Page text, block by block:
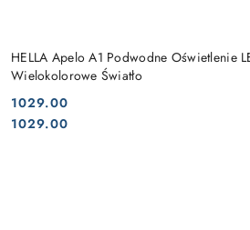
HELLA Apelo A1 Podwodne Oświetlenie
Wielokolorowe Światło
Cena:
1029.00
Cena:
1029.00